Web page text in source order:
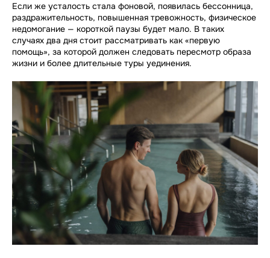
Если же усталость стала фоновой, появилась бессонница,
раздражительность, повышенная тревожность, физическое
недомогание — короткой паузы будет мало. В таких
случаях два дня стоит рассматривать как «первую
помощь», за которой должен следовать пересмотр образа
жизни и более длительные туры уединения.